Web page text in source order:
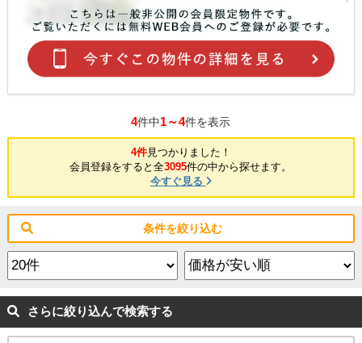
4件中1～4件を表示
4件見つかりました！
会員登録をすると全3095件の中から探せます。
今すぐ見る
条件を絞り込む
さらに絞り込んで検索する